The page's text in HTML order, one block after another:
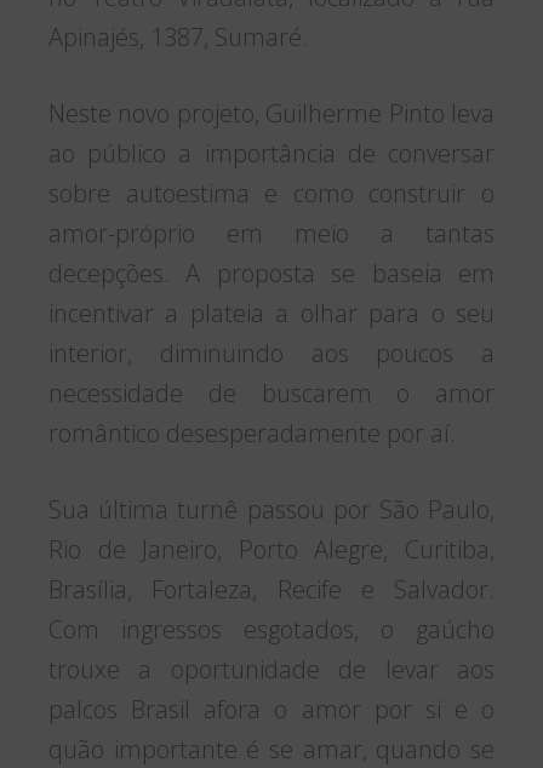
Apinajés, 1387, Sumaré.
Neste novo projeto, Guilherme Pinto leva
ao público a importância de conversar
sobre autoestima e como construir o
amor-próprio em meio a tantas
decepções. A proposta se baseia em
incentivar a plateia a olhar para o seu
interior, diminuindo aos poucos a
necessidade de buscarem o amor
romântico desesperadamente por aí.
Sua última turnê passou por São Paulo,
Rio de Janeiro, Porto Alegre, Curitiba,
Brasília, Fortaleza, Recife e Salvador.
Com ingressos esgotados, o gaúcho
trouxe a oportunidade de levar aos
palcos Brasil afora o amor por si e o
quão importante é se amar, quando se